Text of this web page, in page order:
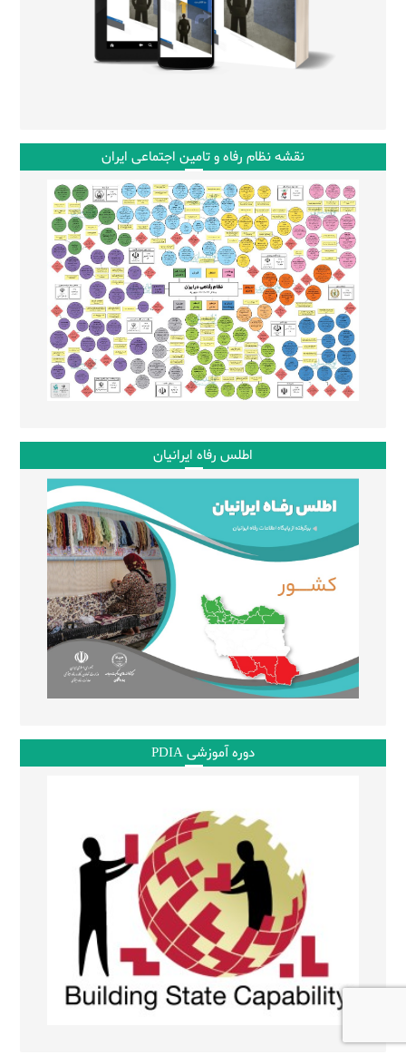
نقشه نظام رفاه و تامین اجتماعی ایران
اطلس رفاه ایرانیان
دوره آموزشی PDIA